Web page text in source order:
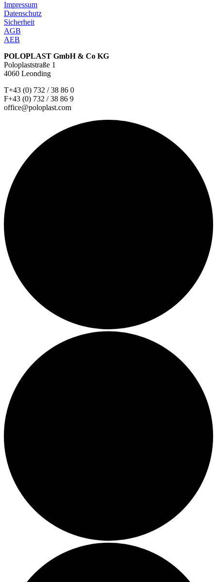
Impressum
Datenschutz
Sicherheit
AGB
AEB
POLOPLAST GmbH & Co KG
Poloplaststraße 1
4060 Leonding
T+43 (0) 732 / 38 86 0
F+43 (0) 732 / 38 86 9
office@poloplast.com